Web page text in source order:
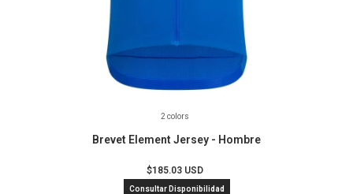
2 colors
Brevet Element Jersey - Hombre
$185.03 USD
Consultar Disponibilidad